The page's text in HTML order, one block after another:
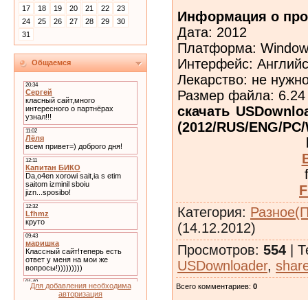
17
18 19 20 21 22
23
24
25 26 27 28 29
30
31
Общаемся
Для добавления необходима
авторизация
Информация о
Дата: 2012
Платформа:
Интерфейс:
Лекарство: не
Размер файла:
скачать
(2012/RUS/ENG/
Категория:
(14.12.2012)
Просмотров: 554 |
USDownloader,
Всего комментариев: 0